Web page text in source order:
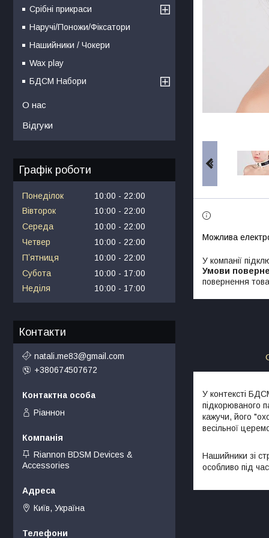
У компанії
повернення
У контексті
підкорюваного
кажучи, його
весільної
Нашийники зі
особливо під
Срібні прикраси
Наручі/Поножи/Фіксатори
Нашийники / Чокери
Wax play
БДСМ Набори
О нас
Відгуки
Графік роботи
Понеділок 10:00
22:00
Вівторок
10:00
22:00
Середа
10:00
22:00
Четвер
10:00
22:00
Пʼятниця
10:00
22:00
Субота
10:00
17:00
Неділя
10:00 17:00
Контакти
natali.me83@gmail.com
+380674507672
Ріаннон
Riannon BDSM Devices &
Accessories
Київ, Україна